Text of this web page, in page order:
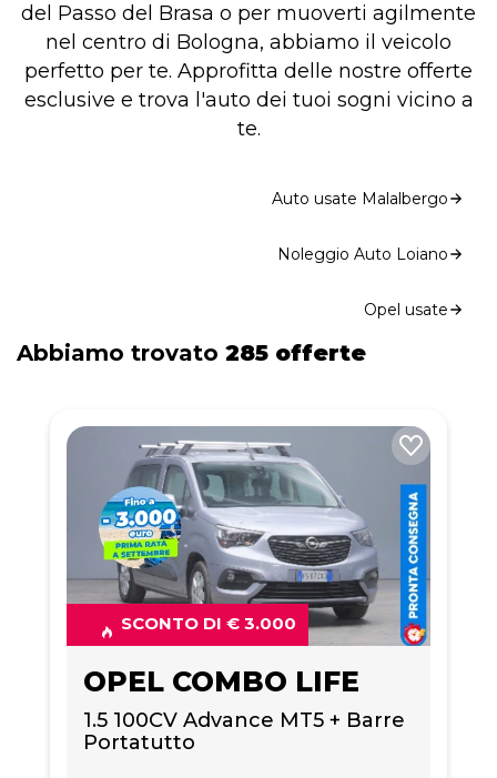
del Passo del Brasa o per muoverti agilmente
nel centro di Bologna, abbiamo il veicolo
perfetto per te. Approfitta delle nostre offerte
esclusive e trova l'auto dei tuoi sogni vicino a
te.
Auto usate Malalbergo
Noleggio Auto Loiano
Opel usate
Abbiamo trovato 285 offerte
SCONTO DI € 3.000
OPEL COMBO LIFE
1.5 100CV Advance MT5 + Barre
Portatutto